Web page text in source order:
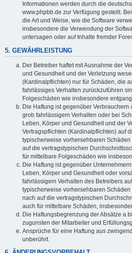
Informationen werden durch die
www.phpbb.de zur Verfügung gestellt.
die Art und Weise, wie die Software
insbesondere die Verwendung der
untersagen oder auf Inhalte fremder
5. GEWÄHRLEISTUNG
Der Betreiber haftet mit Ausnahme der
und Gesundheit und der Verletzung
(Kardinalpflichten) nur für Schäden, die
fahrlässiges Verhalten zurückzuführen
Folgeschäden wie insbesondere
Die Haftung ist gegenüber
grob fahrlässigem Verhalten oder bei
Leben, Körper und Gesundheit und der
Vertragspflichten (Kardinalpflichten) auf
typischerweise vorhersehbaren
auf die vertragstypischen
für mittelbare Folgeschäden wie
Die Haftung ist gegenüber
Leben, Körper und Gesundheit oder
fahrlässigem Verhalten des Betreibers
typischerweise vorhersehbaren
nach auf die vertragstypischen
auch für mittelbare Schäden,
Die Haftungsbegrenzung der Absätze a
zugunsten der Mitarbeiter und
Ansprüche für eine Haftung aus
unberührt.